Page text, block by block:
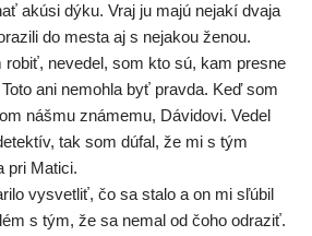
akú­si dýku. Vraj ju majú neja­kí dva­ja
do mes­ta aj s neja­kou ženou.
robiť, neve­del, som kto sú, kam pres­ne
ani nemoh­la byť prav­da. Keď som
náš­mu zná­me­mu, Dávidovi. Vedel
tak som dúfal, že mi s tým
pri Matici.
vysvet­liť, čo sa sta­lo a on mi sľú­bil
s tým, že sa nemal od čoho odra­ziť.